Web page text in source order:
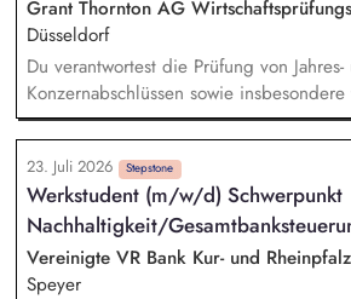
und Analysen sowie durch die
interner Termine).
Grant Thornton AG
Düsseldorf
Du verantwortest die Prüfung von Jahres-
Konzernabschlüssen sowie insbesondere
Nachhaltigkeitsberichten. Du berätst
vielfältige, international ausgerichtete
Implementierung von Prozessen und der
Nachhaltigkeitsberichten. Du
Beratungsprojekte mit dem Schwerpunkt
bringst Dein Fachwissen in nationalen
(GT-)Gremien ein.
23. Juli 2026 Stepstone
Werkstudent (m/w/d) Schwerpunkt
Nachhaltigkeit/
Vereinigte VR Bank Kur- und
Speyer